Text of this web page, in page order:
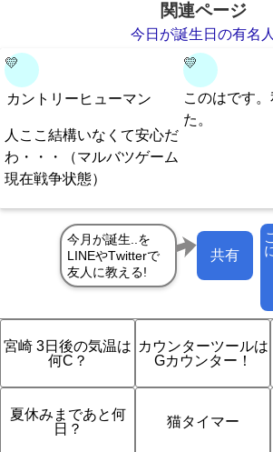
関連ページ
今日が誕生日の有名人
💛
カントリーヒューマン
人ここ結構いなくて安心だ
わ・・・（マルバツゲーム
現在戦争状態）
💛
このはです。
た。
共有
宮崎 3日後の気温は
何C？
カウンターツールは
Gカウンター！
夏休みまであと何
日？
猫タイマー